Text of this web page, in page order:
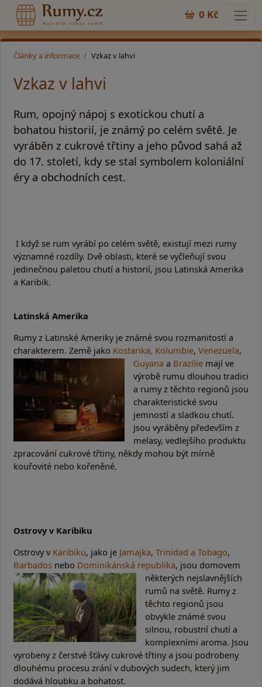
0 Kč
Články a informace Vzkaz v lahvi
Vzkaz v lahvi
Rum, opojný nápoj s exotickou chutí a
bohatou historií, je známý po celém světě. Je
vyráběn z cukrové třtiny a jeho původ sahá až
do 17. století, kdy se stal symbolem koloniální
éry a obchodních cest.
I když se rum vyrábí po celém světě, existují mezi rumy
významné rozdíly. Dvě oblasti, které se vyčleňují svou
jedinečnou paletou chutí a historií, jsou Latinská Amerika
a Karibik.
Latinská Amerika
Rumy z Latinské Ameriky je známé svou rozmanitostí a
charakterem. Země jako Kostarika, Kolumbie, Venezuela,
Guyana a Brazílie mají ve
výrobě rumu dlouhou tradici
a rumy z těchto regionů jsou
charakteristické svou
jemností a sladkou chutí.
Jsou vyráběny především z
melasy, vedlejšího produktu
zpracování cukrové třtiny, někdy mohou být mírně
kouřovité nebo kořeněné.
Ostrovy v Karibiku
Ostrovy v Karibiku, jako je Jamajka, Trinidad a Tobago,
Barbados nebo Dominikánská republika, jsou domovem
některých nejslavnějších
rumů na světě. Rumy z
těchto regionů jsou
obvykle známé svou
silnou, robustní chutí a
komplexními aroma. Jsou
vyrobeny z čerstvé šťávy cukrové třtiny a jsou podrobeny
dlouhému procesu zrání v dubových sudech, který jim
dodává hloubku a bohatost.